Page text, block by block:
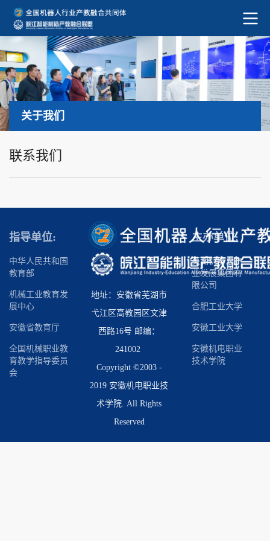
关于我们
联系我们
指导单位:
中华人民共和国
教育部
机械工业教育发
展中心
安徽省教育厅
全国机械职业教
育教学指导委员
会
地址：安徽省芜湖市
弋江区高教园区文津
西路16号 邮编：
241002
Copyright ©2003 -
2019 安徽机电职业技
术学院. All Rights
Reserved
主办单位:
芜湖机器人产
业发展集团有
限公司
合肥工业大学
安徽工业大学
安徽机电职业
技术学院